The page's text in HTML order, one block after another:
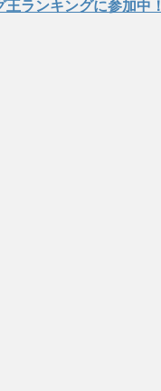
王ランキングに参加中！